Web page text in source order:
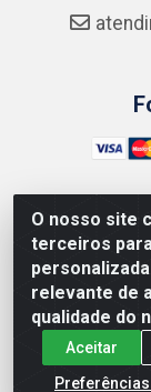
O nosso site
terceiros
relevante de
qualidade do
Aceitar
NUTRY
LTDA -